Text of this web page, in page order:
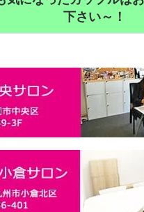
下さい～！